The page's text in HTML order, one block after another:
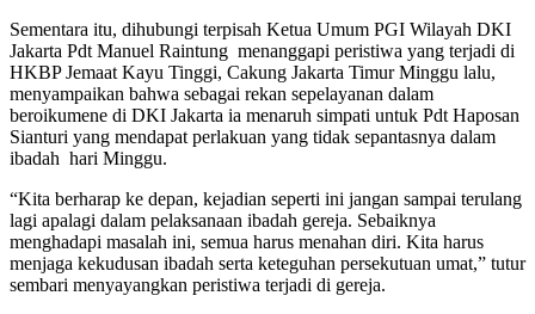
Sementara itu, dihubungi terpisah Ketua Umum PGI Wilayah DKI
Jakarta Pdt Manuel Raintung menanggapi peristiwa yang terjadi di
HKBP Jemaat Kayu Tinggi, Cakung Jakarta Timur Minggu lalu,
menyampaikan bahwa sebagai rekan sepelayanan dalam
beroikumene di DKI Jakarta ia menaruh simpati untuk Pdt Haposan
Sianturi yang mendapat perlakuan yang tidak sepantasnya dalam
ibadah hari Minggu.
“Kita berharap ke depan, kejadian seperti ini jangan sampai terulang
lagi apalagi dalam pelaksanaan ibadah gereja. Sebaiknya
menghadapi masalah ini, semua harus menahan diri. Kita harus
menjaga kekudusan ibadah serta keteguhan persekutuan umat,” tutur
sembari menyayangkan peristiwa terjadi di gereja.